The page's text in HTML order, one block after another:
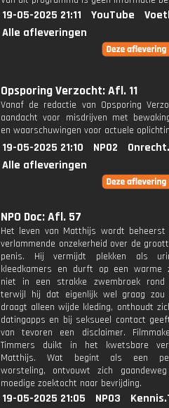
19-05-2025 21:11 YouTube
Alle afleveringen
Opsporing Verzocht: Afl. 11
Vanaf de redactie van Opsporing
aandacht voor misdrijven met
en waarschuwingen voor actuele
19-05-2025 21:10 NPO2
Alle afleveringen
NPO Doc: Afl. 57
Het leven van Matthijs wordt beheerst
verlammende onzekerheid over de
penis. Hij vermijdt plekken als
kleedkamers en durft op een warme
niet in een strakke zwembroek
terwijl hij dat eigenlijk wel graag zou
draagt alleen wijde kleding, onthoudt
datingapps en bij seksueel contact
van tevoren een disclaimer.
Timmers duikt in het kwetsbare
Matthijs. Wat begint als een
worsteling, ontvouwt zich
moedige zoektocht naar bevrijding.
19-05-2025 21:05 NPO3